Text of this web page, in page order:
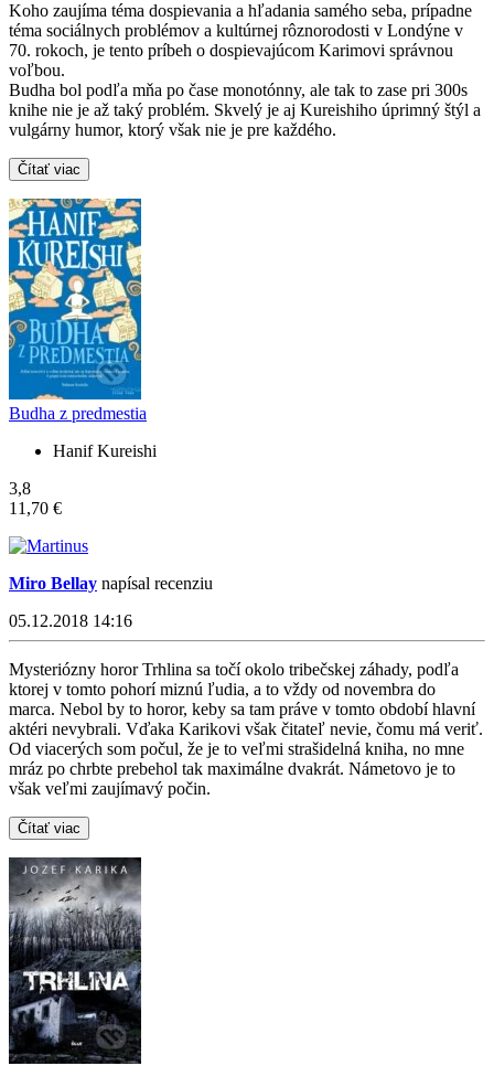
Koho zaujíma téma dospievania a hľadania samého seba, prípadne
téma sociálnych problémov a kultúrnej rôznorodosti v Londýne v
70. rokoch, je tento príbeh o dospievajúcom Karimovi správnou
voľbou.
Budha bol podľa mňa po čase monotónny, ale tak to zase pri 300s
knihe nie je až taký problém. Skvelý je aj Kureishiho úprimný štýl a
vulgárny humor, ktorý však nie je pre každého.
Čítať viac
Budha z predmestia
Hanif Kureishi
3,8
11,70 €
Miro Bellay napísal recenziu
05.12.2018 14:16
Mysteriózny horor Trhlina sa točí okolo tribečskej záhady, podľa
ktorej v tomto pohorí miznú ľudia, a to vždy od novembra do
marca. Nebol by to horor, keby sa tam práve v tomto období hlavní
aktéri nevybrali. Vďaka Karikovi však čitateľ nevie, čomu má veriť.
Od viacerých som počul, že je to veľmi strašidelná kniha, no mne
mráz po chrbte prebehol tak maximálne dvakrát. Námetovo je to
však veľmi zaujímavý počin.
Čítať viac